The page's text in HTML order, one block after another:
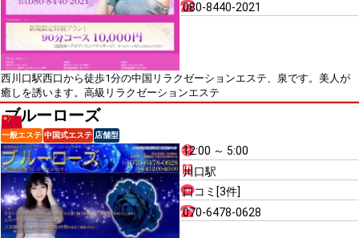
080-8440-2021
西川口駅西口から徒歩1分の中国リラクゼーションエステ、泉です。美人が
癒しを誘います。高級リラクゼーションエステ
ブルーローズ
一般エステ 中国式エステ 店舗型
12:00 ～ 5:00
川口駅
口コミ[3件]
070-6478-0628